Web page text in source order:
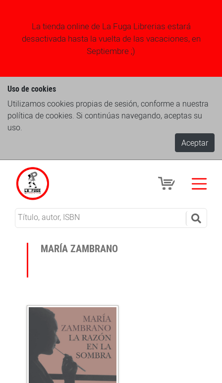
La tienda online de La Fuga Librerias estará
desactivada hasta la vuelta de las vacaciones, en
Septiembre ;)
Uso de cookies
Utilizamos cookies propias de sesión, conforme a nuestra
política de cookies. Si continúas navegando, aceptas su
uso.
Aceptar
MARÍA ZAMBRANO